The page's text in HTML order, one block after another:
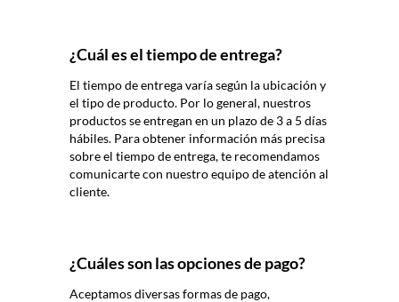
¿Cuál es el tiempo de entrega?
El tiempo de entrega varía según la ubicación y
el tipo de producto. Por lo general, nuestros
productos se entregan en un plazo de 3 a 5 días
hábiles. Para obtener información más precisa
sobre el tiempo de entrega, te recomendamos
comunicarte con nuestro equipo de atención al
cliente.
¿Cuáles son las opciones de pago?
Aceptamos diversas formas de pago,